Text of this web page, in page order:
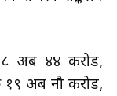
अर्ब ४४ करोड,
अर्ब नौ करोड,